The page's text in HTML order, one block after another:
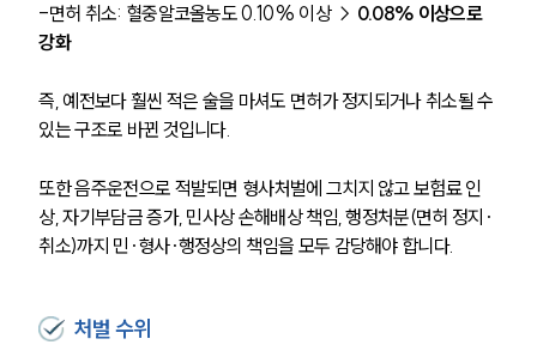
-면허 취소: 혈중알코올농도 0.10% 이상 → 0.08% 이상으로
강화
즉, 예전보다 훨씬 적은 술을 마셔도 면허가 정지되거나 취소될 수
있는 구조로 바뀐 것입니다.
또한 음주운전으로 적발되면 형사처벌에 그치지 않고 보험료 인
상, 자기부담금 증가, 민사상 손해배상 책임, 행정처분(면허 정지·
취소)까지 민·형사·행정상의 책임을 모두 감당해야 합니다.
처벌 수위